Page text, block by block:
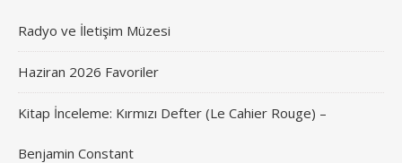
Radyo ve İletişim Müzesi
Haziran 2026 Favoriler
Kitap İnceleme: Kırmızı Defter (Le Cahier Rouge) –
Benjamin Constant